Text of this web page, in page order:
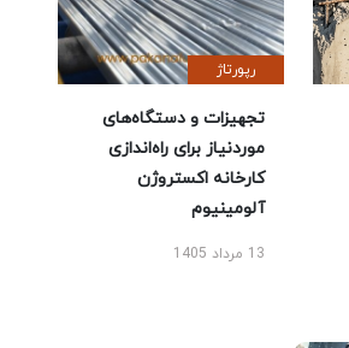
رپورتاژ
تجهیزات و دستگاه‌های
موردنیاز برای راه‌اندازی
کارخانه اکستروژن
آلومینیوم
13 مرداد 1405